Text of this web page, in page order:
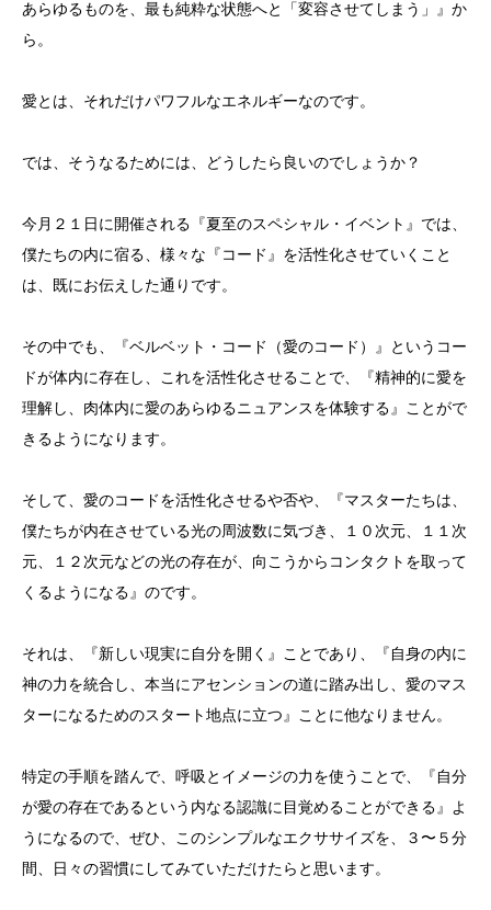
あらゆるものを、最も純粋な状態へと「変容させてしまう」』か
ら。
愛とは、それだけパワフルなエネルギーなのです。
では、そうなるためには、どうしたら良いのでしょうか？
今月２１日に開催される『夏至のスペシャル・イベント』では、
僕たちの内に宿る、様々な『コード』を活性化させていくこと
は、既にお伝えした通りです。
その中でも、『ベルベット・コード（愛のコード）』というコー
ドが体内に存在し、これを活性化させることで、『精神的に愛を
理解し、肉体内に愛のあらゆるニュアンスを体験する』ことがで
きるようになります。
そして、愛のコードを活性化させるや否や、『マスターたちは、
僕たちが内在させている光の周波数に気づき、１０次元、１１次
元、１２次元などの光の存在が、向こうからコンタクトを取って
くるようになる』のです。
それは、『新しい現実に自分を開く』ことであり、『自身の内に
神の力を統合し、本当にアセンションの道に踏み出し、愛のマス
ターになるためのスタート地点に立つ』ことに他なりません。
特定の手順を踏んで、呼吸とイメージの力を使うことで、『自分
が愛の存在であるという内なる認識に目覚めることができる』よ
うになるので、ぜひ、このシンプルなエクササイズを、３〜５分
間、日々の習慣にしてみていただけたらと思います。